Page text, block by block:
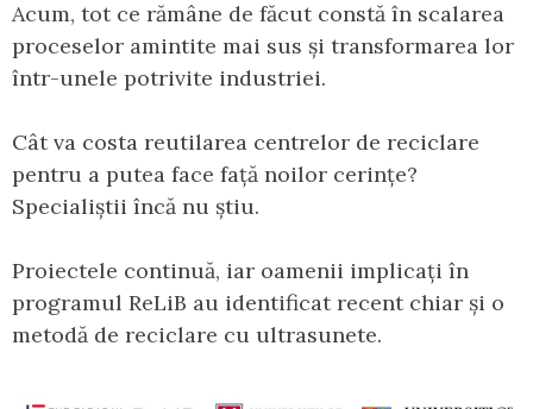
Acum, tot ce rămâne de făcut constă în scalarea
proceselor amintite mai sus și transformarea lor
într-unele potrivite industriei.
Cât va costa reutilarea centrelor de reciclare
pentru a putea face față noilor cerințe?
Specialiștii încă nu știu.
Proiectele continuă, iar oamenii implicați în
programul ReLiB au identificat recent chiar și o
metodă de reciclare cu ultrasunete.